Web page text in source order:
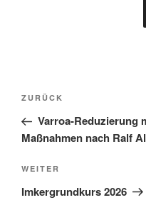
e
r
n
t
i
Beitragsnavigation
Vorheriger
Beitrag
ZURÜCK
Varroa-Reduzierung
Maßnahmen nach Ralf
Nächster
Beitrag
WEITER
Imkergrundkurs 2026